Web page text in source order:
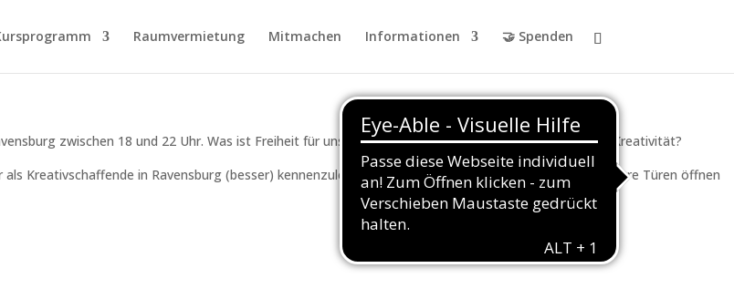
Raumvermietung Mitmachen Informationen 🤝 Spenden
zwischen 18 und 22 Uhr. Was ist Freiheit für uns? Für mich? Was ist Freiheit für dich? Was ist Kreativität?
Kreativschaffende in Ravensburg (besser) kennenzulernen und vernetzen, für alle Interessierten unsere Türen öffnen